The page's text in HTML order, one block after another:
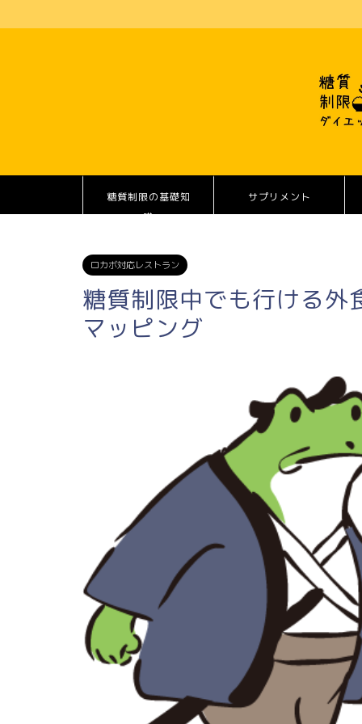
糖質制限の基礎知
識
サプリメント
ロカボ対応レストラン
糖質制限中でも行ける
マッピング